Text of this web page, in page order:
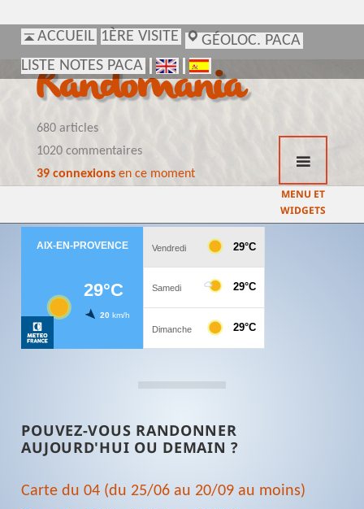
ACCUEIL 1ÈRE VISITE
GÉOLOC. PACA
LISTE NOTES PACA
Randomania
680 articles
1020 commentaires
39 connexionsen ce moment
MENU ET
WIDGETS
POUVEZ-VOUS RANDONNER
AUJOURD'HUI OU DEMAIN ?
Carte du 04 (du 25/06 au 20/09 au moins)
ACCUEIL 1ÈRE VISITE
GÉOLOC. PACA
LISTE NOTES PACA